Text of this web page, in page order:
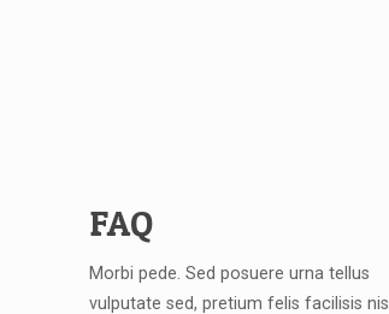
FAQ
Morbi pede. Sed posuere urna tellus
vulputate sed, pretium felis facilisis nisl